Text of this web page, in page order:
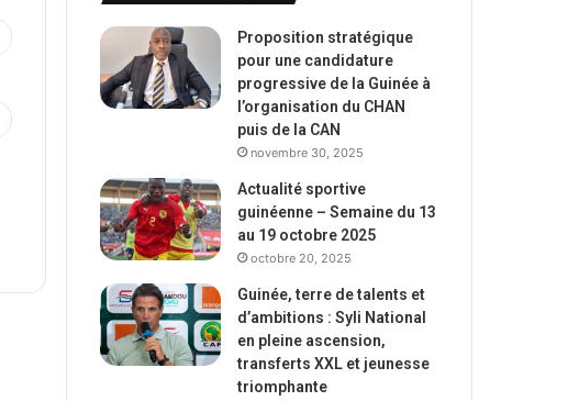
Proposition stratégique
pour une candidature
progressive de la Guinée à
l’organisation du CHAN
puis de la CAN
novembre 30, 2025
Actualité sportive
guinéenne – Semaine du 13
au 19 octobre 2025
octobre 20, 2025
Guinée, terre de talents et
d’ambitions : Syli National
en pleine ascension,
transferts XXL et jeunesse
triomphante